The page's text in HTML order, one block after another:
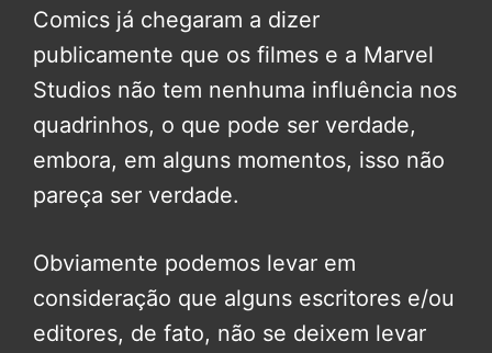
Comics já chegaram a dizer
publicamente que os filmes e a Marvel
Studios não tem nenhuma influência nos
quadrinhos, o que pode ser verdade,
embora, em alguns momentos, isso não
pareça ser verdade.
Obviamente podemos levar em
consideração que alguns escritores e/ou
editores, de fato, não se deixem levar